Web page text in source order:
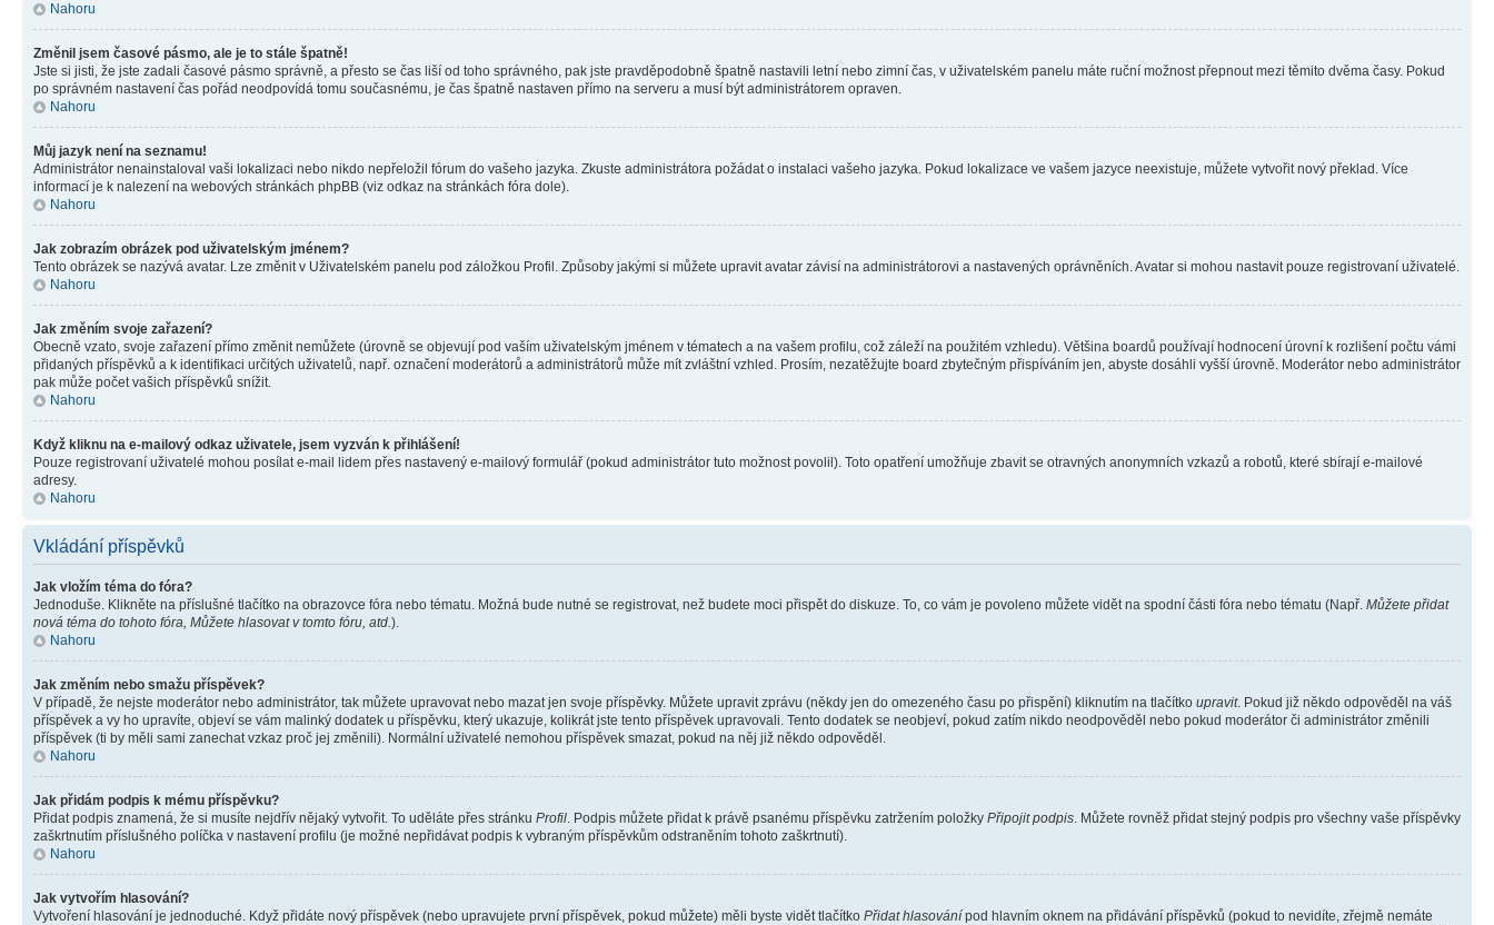
Nahoru
Změnil jsem časové pásmo, ale je to stále špatně!
Jste si jisti, že jste zadali časové pásmo správně, a přesto se čas liší od toho správného, pak jste pravděpodobně špatně nastavili letní nebo zimní čas, v uživatelském panelu máte ruční možnost přepnout mezi těmito dvěma časy. Pokud
po správném nastavení čas pořád neodpovídá tomu současnému, je čas špatně nastaven přímo na serveru a musí být administrátorem opraven.
Nahoru
Můj jazyk není na seznamu!
Administrátor nenainstaloval vaši lokalizaci nebo nikdo nepřeložil fórum do vašeho jazyka. Zkuste administrátora požádat o instalaci vašeho jazyka. Pokud lokalizace ve vašem jazyce neexistuje, můžete vytvořit nový překlad. Více
informací je k nalezení na webových stránkách phpBB (viz odkaz na stránkách fóra dole).
Nahoru
Jak zobrazím obrázek pod uživatelským jménem?
Tento obrázek se nazývá avatar. Lze změnit v Uživatelském panelu pod záložkou Profil. Způsoby jakými si můžete upravit avatar závisí na administrátorovi a nastavených oprávněních. Avatar si mohou nastavit pouze registrovaní uživatelé.
Nahoru
Jak změním svoje zařazení?
Obecně vzato, svoje zařazení přímo změnit nemůžete (úrovně se objevují pod vaším uživatelským jménem v tématech a na vašem profilu, což záleží na použitém vzhledu). Většina boardů používají hodnocení úrovní k rozlišení počtu vámi
přidaných příspěvků a k identifikaci určitých uživatelů, např. označení moderátorů a administrátorů může mít zvláštní vzhled. Prosím, nezatěžujte board zbytečným přispíváním jen, abyste dosáhli vyšší úrovně. Moderátor nebo administrátor
pak může počet vašich příspěvků snížit.
Nahoru
Když kliknu na e-mailový odkaz uživatele, jsem vyzván k přihlášení!
Pouze registrovaní uživatelé mohou posílat e-mail lidem přes nastavený e-mailový formulář (pokud administrátor tuto možnost povolil). Toto opatření umožňuje zbavit se otravných anonymních vzkazů a robotů, které sbírají e-mailové
adresy.
Nahoru
Vkládání příspěvků
Jak vložím téma do fóra?
Jednoduše. Klikněte na příslušné tlačítko na obrazovce fóra nebo tématu. Možná bude nutné se registrovat, než budete moci přispět do diskuze. To, co vám je povoleno můžete vidět na spodní části fóra nebo tématu (Např. Můžete přidat
nová téma do tohoto fóra, Můžete hlasovat v tomto fóru, atd.).
Nahoru
Jak změním nebo smažu příspěvek?
V případě, že nejste moderátor nebo administrátor, tak můžete upravovat nebo mazat jen svoje příspěvky. Můžete upravit zprávu (někdy jen do omezeného času po přispění) kliknutím na tlačítko upravit. Pokud již někdo odpověděl na váš
příspěvek a vy ho upravíte, objeví se vám malinký dodatek u příspěvku, který ukazuje, kolikrát jste tento příspěvek upravovali. Tento dodatek se neobjeví, pokud zatím nikdo neodpověděl nebo pokud moderátor či administrátor změnili
příspěvek (ti by měli sami zanechat vzkaz proč jej změnili). Normální uživatelé nemohou příspěvek smazat, pokud na něj již někdo odpověděl.
Nahoru
Jak přidám podpis k mému příspěvku?
Přidat podpis znamená, že si musíte nejdřív nějaký vytvořit. To uděláte přes stránku Profil. Podpis můžete přidat k právě psanému příspěvku zatržením položky Připojit podpis. Můžete rovněž přidat stejný podpis pro všechny vaše příspěvky
zaškrtnutím příslušného políčka v nastavení profilu (je možné nepřidávat podpis k vybraným příspěvkům odstraněním tohoto zaškrtnutí).
Nahoru
Jak vytvořím hlasování?
Vytvoření hlasování je jednoduché. Když přidáte nový příspěvek (nebo upravujete první příspěvek, pokud můžete) měli byste vidět tlačítko Přidat hlasování pod hlavním oknem na přidávání příspěvků (pokud to nevidíte, zřejmě nemáte